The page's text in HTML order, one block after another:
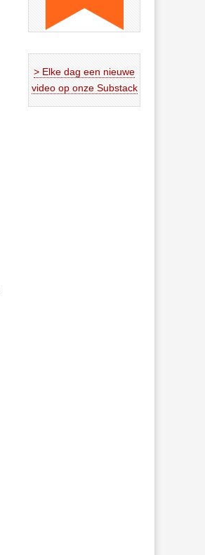
> Elke dag een nieuwe
video op onze Substack